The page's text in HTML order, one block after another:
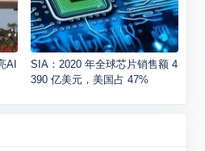
AI
SIA：2020 年全球芯片销售额 4
390 亿美元，美国占 47%